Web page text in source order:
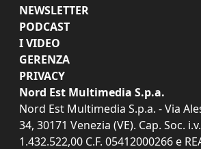
NEWSLETTER
PODCAST
I VIDEO
GERENZA
PRIVACY
Nord Est Multimedia S.p.a.
Nord Est Multimedia S.p.a. - Via
34, 30171 Venezia (VE). Cap. Soc.
1.432.522,00 C.F. 05412000266 e